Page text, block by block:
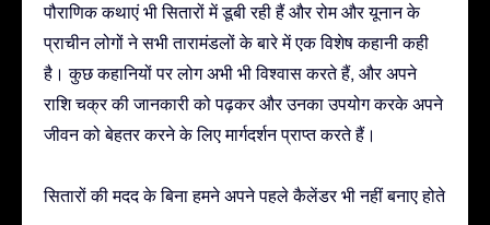
पौराणिक कथाएं भी सितारों में डूबी रही हैं और रोम और यूनान के
प्राचीन लोगों ने सभी तारामंडलों के बारे में एक विशेष कहानी कही
है। कुछ कहानियों पर लोग अभी भी विश्वास करते हैं, और अपने
राशि चक्र की जानकारी को पढ़कर और उनका उपयोग करके अपने
जीवन को बेहतर करने के लिए मार्गदर्शन प्राप्त करते हैं।
सितारों की मदद के बिना हमने अपने पहले कैलेंडर भी नहीं बनाए होते